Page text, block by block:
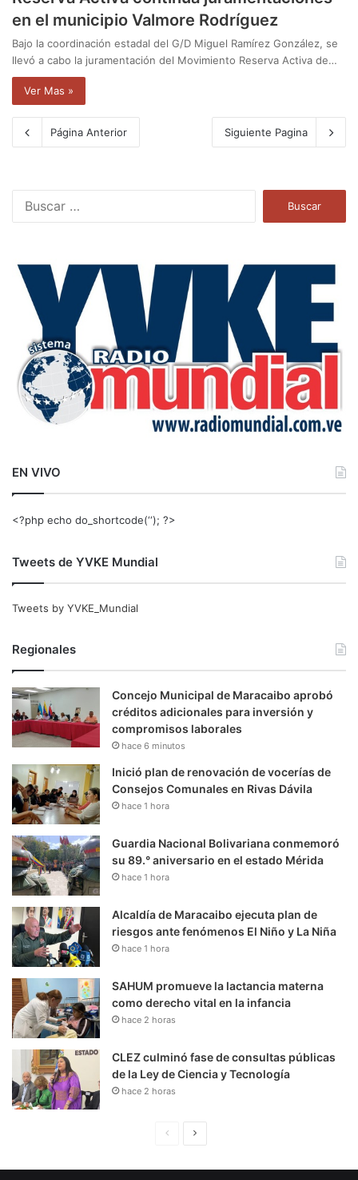
en el municipio Valmore Rodríguez
Bajo la coordinación estadal del G/D Miguel Ramírez González, se
llevó a cabo la juramentación del Movimiento Reserva Activa de…
Ver Mas »
Página Anterior Siguiente Pagina
a
EN VIVO
<?php echo do_shortcode(‘‘); ?>
Tweets de YVKE Mundial
Tweets by YVKE_Mundial
Regionales
Concejo Municipal de Maracaibo aprobó
créditos adicionales para inversión y
compromisos laborales
hace 6 minutos
Inició plan de renovación de vocerías de
Consejos Comunales en Rivas Dávila
hace 1 hora
Guardia Nacional Bolivariana conmemoró
su 89.° aniversario en el estado Mérida
hace 1 hora
Alcaldía de Maracaibo ejecuta plan de
riesgos ante fenómenos El Niño y La Niña
hace 1 hora
SAHUM promueve la lactancia materna
como derecho vital en la infancia
hace 2 horas
CLEZ culminó fase de consultas públicas
de la Ley de Ciencia y Tecnología
hace 2 horas